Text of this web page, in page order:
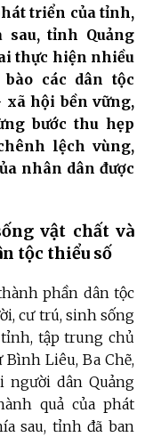
triển của tỉnh,
tỉnh Quảng
thực hiện nhiều
các dân tộc
hội bền vững,
bước thu hẹp
lệch vùng,
nhân dân được
vật chất và
tộc thiểu số
phần dân tộc
cư trú, sinh sống
tập trung chủ
Liêu, Ba Chẽ,
người dân Quảng
quả của phát
sau, tỉnh đã ban